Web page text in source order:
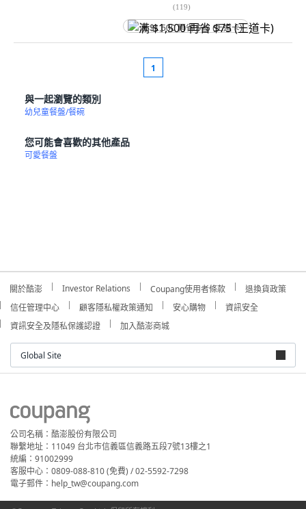
(119)
满 $1,500 再省 $75 (王道卡)
1
與一起瀏覽的類別
幼兒童餐盤/餐碗
您可能會喜歡的其他產品
可愛餐盤
關於酷澎 Investor Relations Coupang使用者條款
退換貨政策
信任管理中心
顧客隱私權政策通知 安心購物
資訊安全
資訊安全及隱私保護認證
加入酷澎商城
Global Site
公司名稱：酷澎股份有限公司
聯繫地址：11049 台北市信義區信義路五段7號13樓之1
統編：91002999
客服中心：0809-088-810 (免費) / 02-5592-7298
電子郵件：help_tw@coupang.com